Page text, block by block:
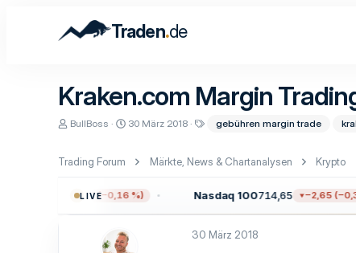
Traden.de
Kraken.com Margin
E
t
BullBoss
E
l
m
30 März 2018
l
w
gebühren margin trade
Trading Forum Märkte, News & Chartanalysen Krypto
LIVE
−12,17 (−0,16 %) Nasdaq 100714,65 −2,65 (−0,37
30 März 2018